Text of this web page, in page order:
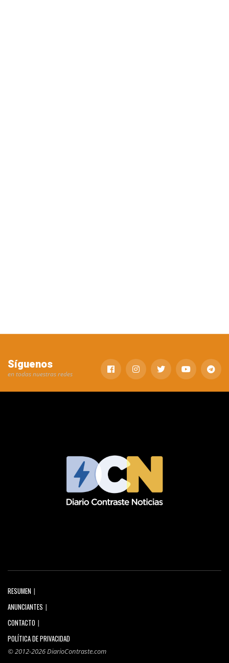
Síguenos
en todas nuestras redes
RESUMEN
ANUNCIANTES
CONTACTO
POLÍTICA DE PRIVACIDAD
© 2012-2026 DiarioContraste.com